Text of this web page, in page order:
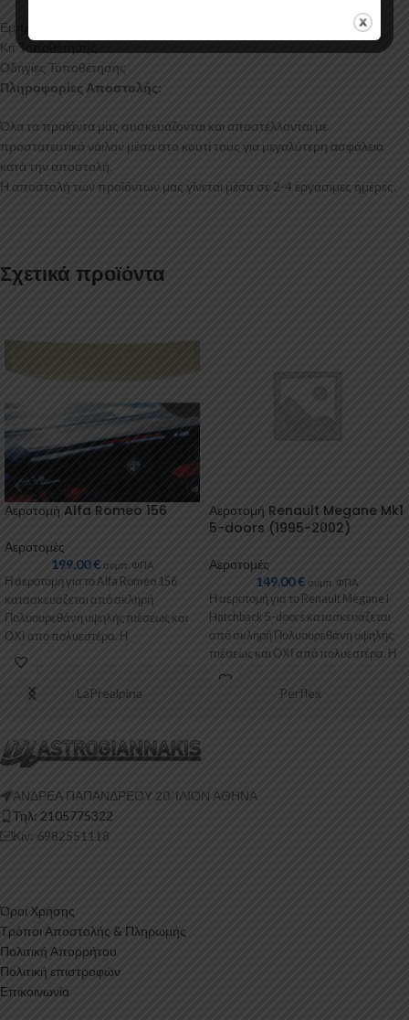
Εμπρός Σπλίτερ Mercedes V-Class W447 Facelift
Κιτ Τοποθέτησης
Οδηγίες Τοποθέτησης
Πληροφορίες Αποστολής:
Όλα τα προϊόντα μας συσκευάζονται και αποστέλλονται με
προστατευτικό νάιλον μέσα στο κουτί τους για μεγαλύτερη ασφάλεια
κατά την αποστολή.
Η αποστολή των προϊόντων μας γίνεται μέσα σε 2-4 εργάσιμες ημέρες.
Σχετικά προϊόντα
Αεροτομή Alfa Romeo 156
Αεροτομές
199,00€ συμπ. ΦΠΑ
Η αεροτομή για το Alfa Romeo 156
κατασκευάζεται από σκληρή
Πολυουρεθάνη υψηλής πιέσεως και
ΟΧΙ από πολυεστέρα. Η
Πολυουρεθάνη είναι
Αεροτομή Renault Megane Mk1
5-doors (1995-2002)
Αεροτομές
149,00€ συμπ. ΦΠΑ
Η αεροτομή για το Renault Megane I
Hatchback 5-doors κατασκευάζεται
από σκληρή Πολυουρεθάνη υψηλής
πιέσεως και ΟΧΙ από πολυεστέρα. Η
LaPrealpina Perflex
ΑΝΔΡΕΑ ΠΑΠΑΝΔΡΕΟΥ 20 ‘ΙΛΙΟΝ ΑΘΗΝΑ
Τηλ: 2105775322
Κιν: 6982551118
Όροι Χρήσης
Τρόποι Αποστολής & Πληρωμής
Πολιτική Απορρήτου
Πολιτική επιστροφών
Επικοινωνία